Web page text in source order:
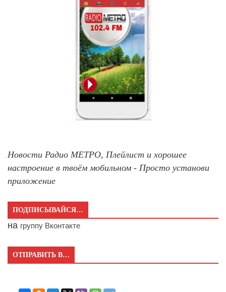
Новости Радио МЕТРО, Плейлист и хорошее
настроение в твоём мобильном - Просто установи
приложение
ПОДПИСЫВАЙСЯ…
на группу Вконтакте
ОТПРАВИТЬ В…